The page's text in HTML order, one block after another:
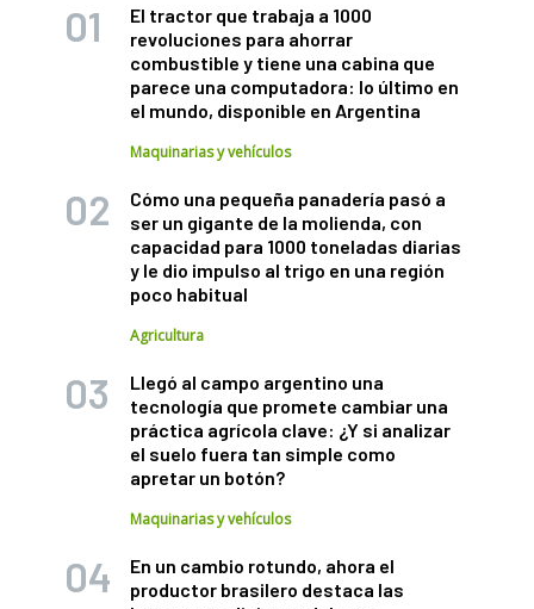
El tractor que trabaja a 1000
revoluciones para ahorrar
combustible y tiene una cabina que
parece una computadora: lo último en
el mundo, disponible en Argentina
Maquinarias y vehículos
Cómo una pequeña panadería pasó a
ser un gigante de la molienda, con
capacidad para 1000 toneladas diarias
y le dio impulso al trigo en una región
poco habitual
Agricultura
Llegó al campo argentino una
tecnología que promete cambiar una
práctica agrícola clave: ¿Y si analizar
el suelo fuera tan simple como
apretar un botón?
Maquinarias y vehículos
En un cambio rotundo, ahora el
productor brasilero destaca las